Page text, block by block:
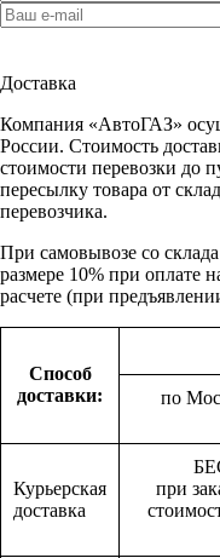
Доставка
Компания «АвтоГАЗ»
России. Стоимость
стоимости перевозки до
пересылку товара от
перевозчика.
При самовывозе со
размере 10% при оплате
расчете (при
Способ
доставки:
по
Курьерская
доставка
при